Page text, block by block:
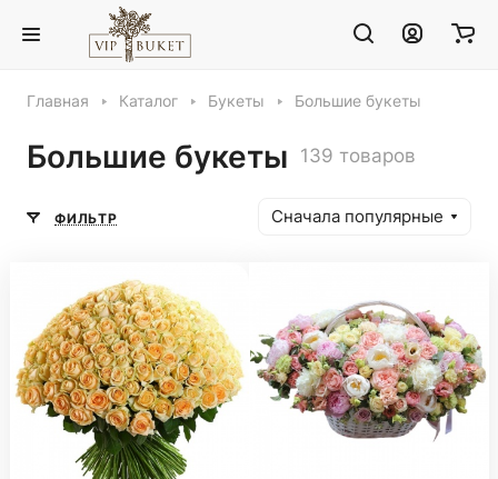
Главная Каталог Букеты Большие букеты
Большие букеты 139 товаров
ФИЛЬТР Сначала популярные